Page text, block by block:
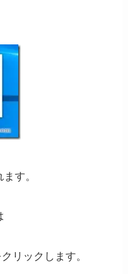
す。
リックします。